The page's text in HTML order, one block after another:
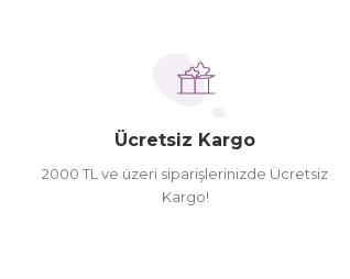
Bu ürüne benzer farklı alternatifler
Hamit Çakıcı | 15/04/2026
Hamit Çakıcı | 15/04/2026
Ücretsiz Kargo
2000 TL ve üzeri siparişlerinizde Ücretsiz
Kargo!